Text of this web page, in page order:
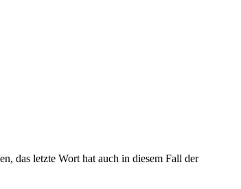
das letzte Wort hat auch in diesem Fall der